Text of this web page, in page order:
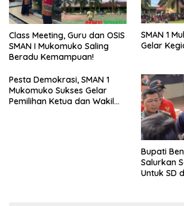
Class Meeting, Guru dan OSIS
SMAN I Mukomuko Saling
Beradu Kemampuan!
SMAN 1
Gelar
Pesta Demokrasi, SMAN 1
Mukomuko Sukses Gelar
Pemilihan Ketua dan Wakil
Bupati
Salurkan
Untuk SD